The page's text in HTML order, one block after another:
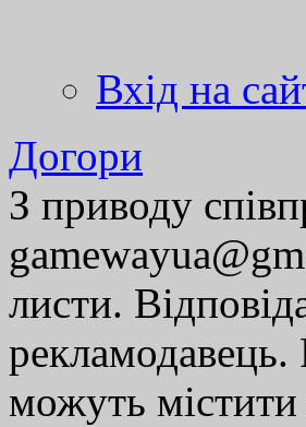
Вхід на
Догори
З приводу
листи.
рекламодавець.
можуть